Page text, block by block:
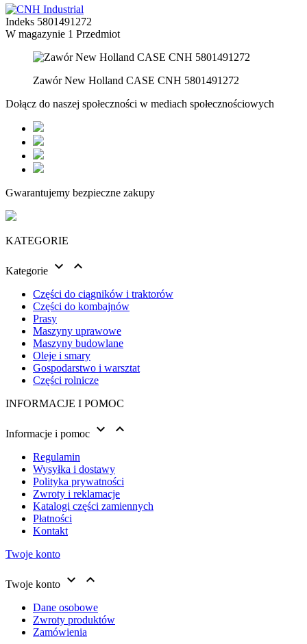
Indeks 5801491272
W magazynie 1 Przedmiot
Zawór New Holland CASE CNH 5801491272
Dołącz do naszej społeczności w mediach społecznościowych
Gwarantujemy bezpieczne zakupy
KATEGORIE
Kategorie  
Części do ciągników i traktorów
Części do kombajnów
Prasy
Maszyny uprawowe
Maszyny budowlane
Oleje i smary
Gospodarstwo i warsztat
Części rolnicze
INFORMACJE I POMOC
Informacje i pomoc  
Regulamin
Wysyłka i dostawy
Polityka prywatności
Zwroty i reklamacje
Katalogi części zamiennych
Płatności
Kontakt
Twoje konto
Twoje konto  
Dane osobowe
Zwroty produktów
Zamówienia